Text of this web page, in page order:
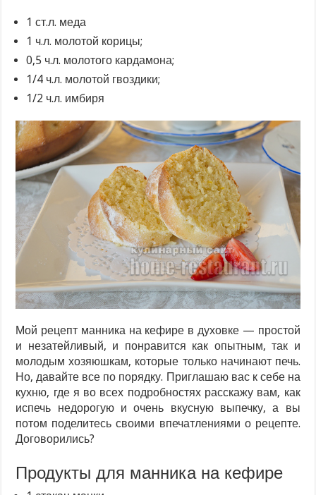
1 ст.л. меда
1 ч.л. молотой корицы;
0,5 ч.л. молотого кардамона;
1/4 ч.л. молотой гвоздики;
1/2 ч.л. имбиря
Мой рецепт манника на кефире в духовке — простой
и незатейливый, и понравится как опытным, так и
молодым хозяюшкам, которые только начинают печь.
Но, давайте все по порядку. Приглашаю вас к себе на
кухню, где я во всех подробностях расскажу вам, как
испечь недорогую и очень вкусную выпечку, а вы
потом поделитесь своими впечатлениями о рецепте.
Договорились?
Продукты для манника на кефире